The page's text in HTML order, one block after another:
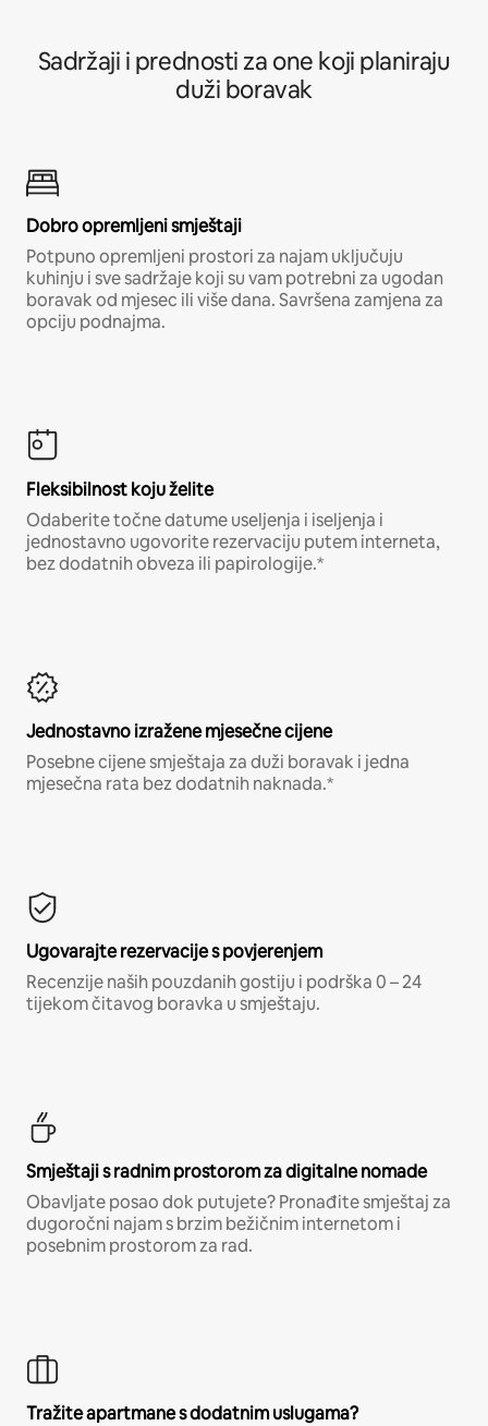
Sadržaji i prednosti za one koji planiraju
duži boravak
Dobro opremljeni smještaji
Potpuno opremljeni prostori za najam uključuju
kuhinju i sve sadržaje koji su vam potrebni za ugodan
boravak od mjesec ili više dana. Savršena zamjena za
opciju podnajma.
Fleksibilnost koju želite
Odaberite točne datume useljenja i iseljenja i
jednostavno ugovorite rezervaciju putem interneta,
bez dodatnih obveza ili papirologije.*
Jednostavno izražene mjesečne cijene
Posebne cijene smještaja za duži boravak i jedna
mjesečna rata bez dodatnih naknada.*
Ugovarajte rezervacije s povjerenjem
Recenzije naših pouzdanih gostiju i podrška 0 – 24
tijekom čitavog boravka u smještaju.
Smještaji s radnim prostorom za digitalne nomade
Obavljate posao dok putujete? Pronađite smještaj za
dugoročni najam s brzim bežičnim internetom i
posebnim prostorom za rad.
Tražite apartmane s dodatnim uslugama?